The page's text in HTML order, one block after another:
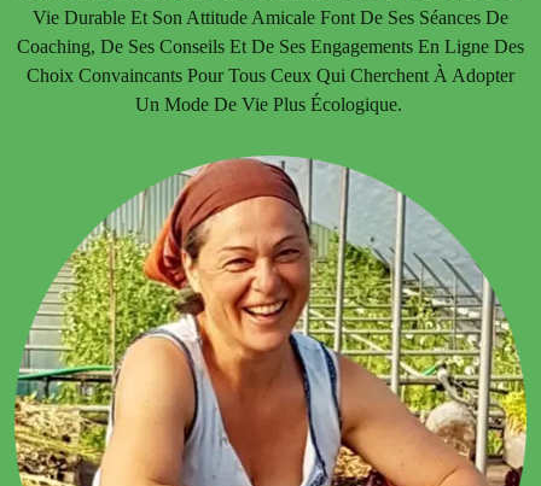
Vie Durable Et Son Attitude Amicale Font De Ses Séances De
Coaching, De Ses Conseils Et De Ses Engagements En Ligne Des
Choix Convaincants Pour Tous Ceux Qui Cherchent À Adopter
Un Mode De Vie Plus Écologique.